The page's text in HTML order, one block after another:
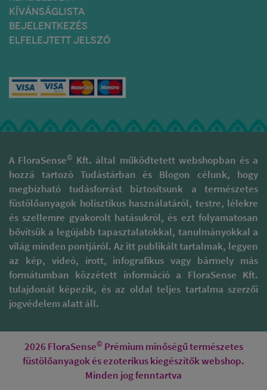
KÍVÁNSÁGLISTA
BEJELENTKEZÉS
ELFELEJTETT JELSZÓ
A FloraSense© Kft. által működtetett webshopban és a
hozzá tartozó Tudástárban és Blogon célunk, hogy
megbízható tudásforrást biztosítsunk a természetes
füstölőanyagok holisztikus használatáról, testre, lélekre
és szellemre gyakorolt hatásukról, és ezt folyamatosan
bővítsük a legújabb tapasztalatokkal, tanulmányokkal a
világ minden pontjáról. Az itt publikált tartalmak, legyen
az kép, videó, írott, infografikus vagy bármely más
formátumban közzétett információ a FloraSense Kft.
tulajdonát képezik, és az oldal teljes tartalma szerzői
jogvédelem alatt áll.
2026 FloraSense© Prémium minőségű természetes
füstölőanyagok és ezoterikus kiegészítők webshop.
Minden jog fenntartva